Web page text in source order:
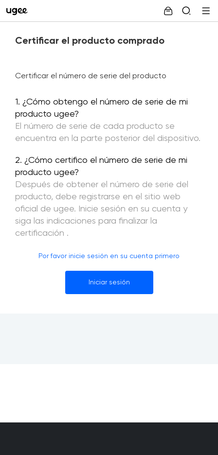
Certificar el producto comprado
Certificar el número de serie del producto
1. ¿Cómo obtengo el número de serie de mi
producto ugee?
El número de serie de cada producto se
encuentra en la parte posterior del dispositivo.
2. ¿Cómo certifico el número de serie de mi
producto ugee?
Después de obtener el número de serie del
producto, debe registrarse en el sitio web
oficial de ugee. Inicie sesión en su cuenta y
siga las indicaciones para finalizar la
certificación .
Por favor inicie sesión en su cuenta primero
Iniciar sesión